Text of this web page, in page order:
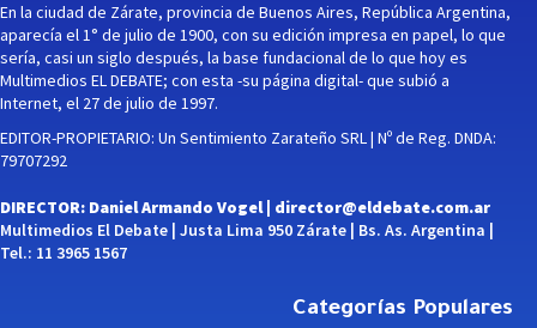
En la ciudad de Zárate, provincia de Buenos Aires, República Argentina,
aparecía el 1° de julio de 1900, con su edición impresa en papel, lo que
sería, casi un siglo después, la base fundacional de lo que hoy es
Multimedios EL DEBATE; con esta -su página digital- que subió a
Internet, el 27 de julio de 1997.
EDITOR-PROPIETARIO: Un Sentimiento Zarateño SRL | Nº de Reg. DNDA:
79707292
DIRECTOR: Daniel Armando Vogel | director@eldebate.com.ar
Multimedios El Debate | Justa Lima 950 Zárate | Bs. As. Argentina |
Tel.: 11 3965 1567
Categorías Populares